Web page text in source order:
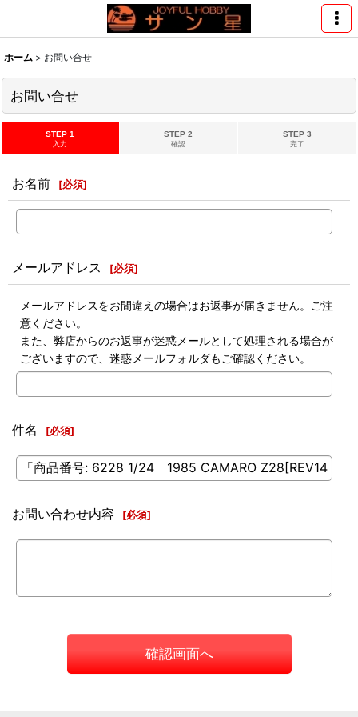
ホーム > お問い合せ
お問い合せ
STEP 1
入力
STEP 2
確認
STEP 3
完了
お名前 [必須]
メールアドレス [必須]
メールアドレスをお間違えの場合はお返事が届きません。ご注
意ください。
また、弊店からのお返事が迷惑メールとして処理される場合が
ございますので、迷惑メールフォルダもご確認ください。
件名 [必須]
お問い合わせ内容 [必須]
確認画面へ